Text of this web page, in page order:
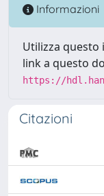
Informazioni
Utilizza
link a questo
https://
Citazioni